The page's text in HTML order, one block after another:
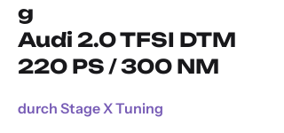
g
Audi 2.0 TFSI DTM
220 PS / 300 NM
durch Stage X Tuning